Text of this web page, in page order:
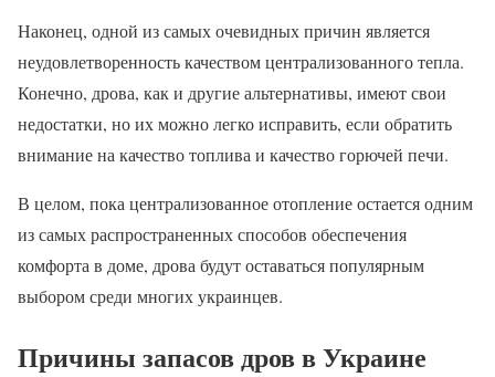
Наконец, одной из самых очевидных причин является
неудовлетворенность качеством централизованного тепла.
Конечно, дрова, как и другие альтернативы, имеют свои
недостатки, но их можно легко исправить, если обратить
внимание на качество топлива и качество горючей печи.
В целом, пока централизованное отопление остается одним
из самых распространенных способов обеспечения
комфорта в доме, дрова будут оставаться популярным
выбором среди многих украинцев.
Причины запасов дров в Украине